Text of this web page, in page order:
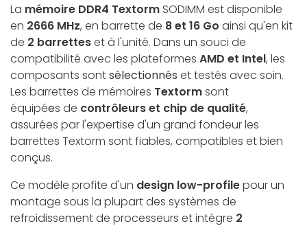
La mémoire DDR4 Textorm SODIMM est disponible
en 2666 MHz, en barrette de 8 et 16 Go ainsi qu'en kit
de 2 barretteset à l'unité. Dans un souci de
compatibilité avec les plateformes AMD et Intel, les
composants sontsélectionnés et testés avec soin.
Les barrettes de mémoires Textormsont
équipées de contrôleurs et chip de qualité,
assurées par l'expertise d'un grand fondeur les
barrettes Textorm sont fiables, compatibles et bien
conçus.
Ce modèle profite d'un design low-profilepour un
montage sous la plupart des systèmes de
refroidissement de processeurs et intègre 2